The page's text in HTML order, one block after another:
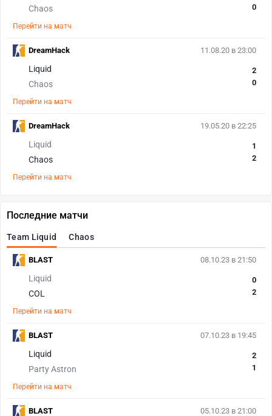
Chaos
0
Перейти на матч
11.08.20 в 23:00
Liquid
Chaos
2
0
Перейти на матч
DreamHack
19.05.20 в 22:25
Liquid
Chaos
1
2
Перейти на матч
DreamHack
Последние матчи
Team Liquid Chaos
08.10.23 в 21:50
Liquid
COL
0
2
Перейти на матч
BLAST
07.10.23 в 19:45
Liquid
Party Astron
2
1
Перейти на матч
BLAST
05.10.23 в 21:00
BLAST